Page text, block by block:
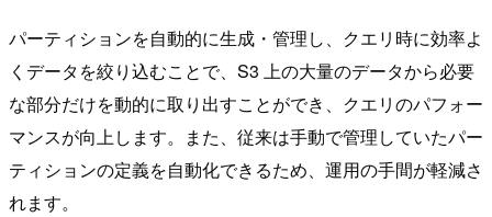
パーティションを自動的に生成・管理し、クエリ時に効率よ
くデータを絞り込むことで、S3 上の大量のデータから必要
な部分だけを動的に取り出すことができ、クエリのパフォー
マンスが向上します。また、従来は手動で管理していたパー
ティションの定義を自動化できるため、運用の手間が軽減さ
れます。